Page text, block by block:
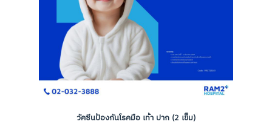
วัคซีนป้องกันโรคมือ เท้า ปาก (2 เข็ม)